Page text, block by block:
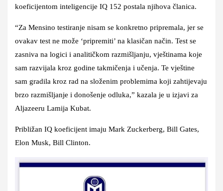
koeficijentom inteligencije IQ 152 postala njihova članica.
“Za Mensino testiranje nisam se konkretno pripremala, jer se
ovakav test ne može ‘pripremiti’ na klasičan način. Test se
zasniva na logici i analitičkom razmišljanju, vještinama koje
sam razvijala kroz godine takmičenja i učenja. Te vještine
sam gradila kroz rad na složenim problemima koji zahtijevaju
brzo razmišljanje i donošenje odluka,” kazala je u izjavi za
Aljazeeru Lamija Kubat.
Približan IQ koeficijent imaju Mark Zuckerberg, Bill Gates,
Elon Musk, Bill Clinton.